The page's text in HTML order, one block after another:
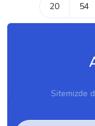
20 54
Sitemizde